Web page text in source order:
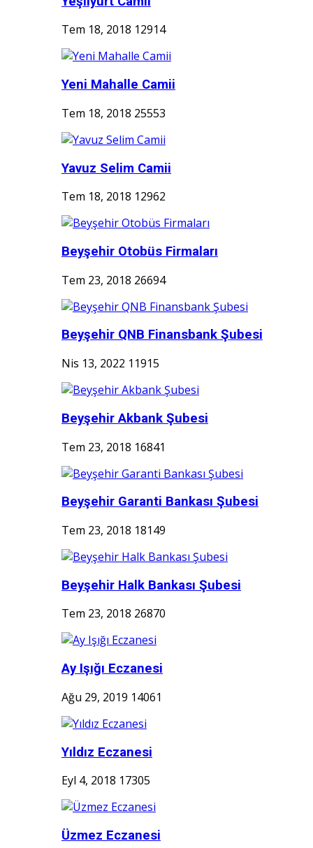
Tem 18, 2018 12914
Yeni Mahalle Camii
Tem 18, 2018 25553
Yavuz Selim Camii
Tem 18, 2018 12962
Beyşehir Otobüs Firmaları
Tem 23, 2018 26694
Beyşehir QNB Finansbank Şubesi
Nis 13, 2022 11915
Beyşehir Akbank Şubesi
Tem 23, 2018 16841
Beyşehir Garanti Bankası Şubesi
Tem 23, 2018 18149
Beyşehir Halk Bankası Şubesi
Tem 23, 2018 26870
Ay Işığı Eczanesi
Ağu 29, 2019 14061
Yıldız Eczanesi
Eyl 4, 2018 17305
Üzmez Eczanesi